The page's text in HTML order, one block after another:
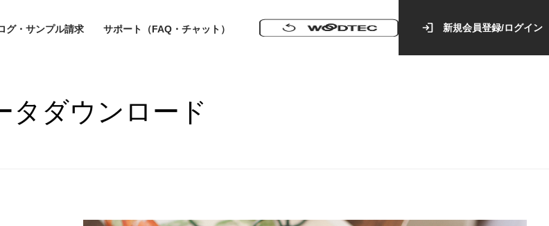
グ・サンプル請求 サポート（FAQ・チャット） 新規会員登録/ログイン
タダウンロード